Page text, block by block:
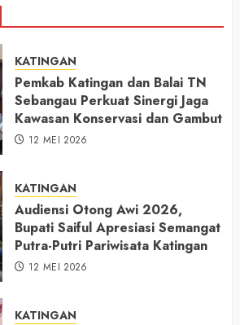
KATINGAN
Pemkab Katingan dan Balai TN
Sebangau Perkuat Sinergi Jaga
Kawasan Konservasi dan Gambut
12 MEI 2026
KATINGAN
Audiensi Otong Awi 2026,
Bupati Saiful Apresiasi Semangat
Putra-Putri Pariwisata Katingan
12 MEI 2026
KATINGAN